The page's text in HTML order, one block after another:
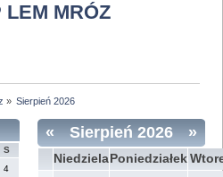
LEM MRÓZ
» Sierpień 2026
S
4
« »
Sierpień 2026
Niedziela Poniedziałek